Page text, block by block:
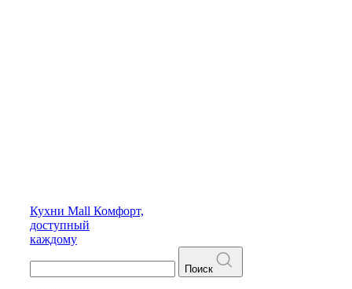
Кухни Mall Комфорт,
доступный
каждому
Поиск